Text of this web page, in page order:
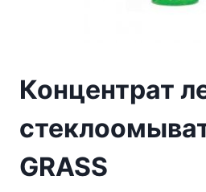
Концентрат
GRASS